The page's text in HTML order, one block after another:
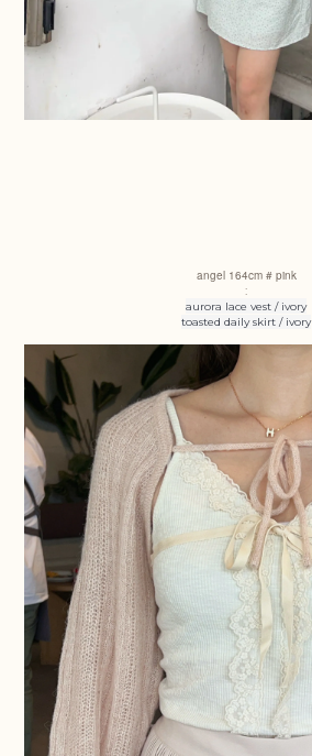
angel164cm # pink
:
aurora lace vest / ivory
toasted daily skirt / ivory